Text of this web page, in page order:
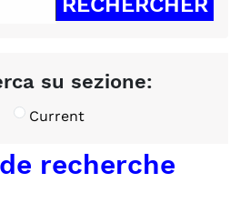
su sezione:
Current
recherche